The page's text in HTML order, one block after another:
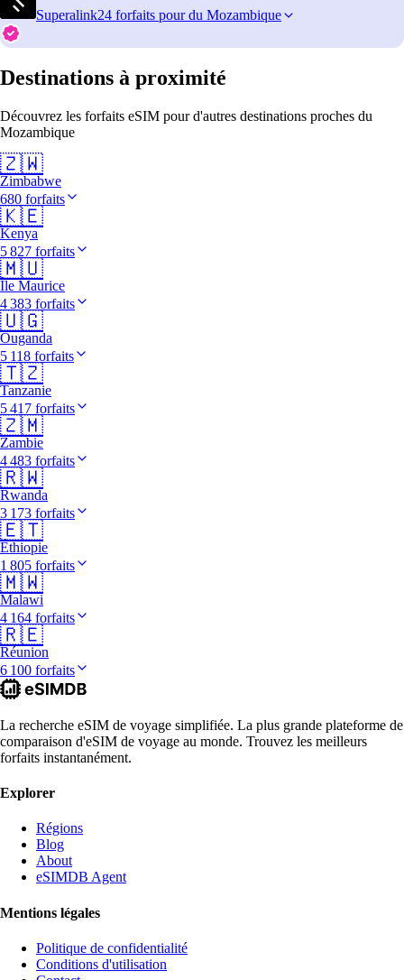
Superalink24 forfaits pour du Mozambique
Destinations à proximité
Découvrez les forfaits eSIM pour d'autres destinations proches du
Mozambique
🇿🇼
Zimbabwe
680 forfaits
🇰🇪
Kenya
5 827 forfaits
🇲🇺
Île Maurice
4 383 forfaits
🇺🇬
Ouganda
5 118 forfaits
🇹🇿
Tanzanie
5 417 forfaits
🇿🇲
Zambie
4 483 forfaits
🇷🇼
Rwanda
3 173 forfaits
🇪🇹
Éthiopie
1 805 forfaits
🇲🇼
Malawi
4 164 forfaits
🇷🇪
Réunion
6 100 forfaits
La recherche eSIM de voyage simplifiée. La plus grande plateforme de
comparaison d'eSIM de voyage au monde. Trouvez les meilleurs
forfaits instantanément.
Explorer
Régions
Blog
About
eSIMDB Agent
Mentions légales
Politique de confidentialité
Conditions d'utilisation